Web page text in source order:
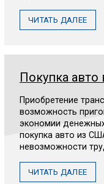
ЧИТАТЬ ДАЛЕЕ
Покупка
Приобретение
возможность
экономии
покупка авто из
невозможности
ЧИТАТЬ ДАЛЕЕ